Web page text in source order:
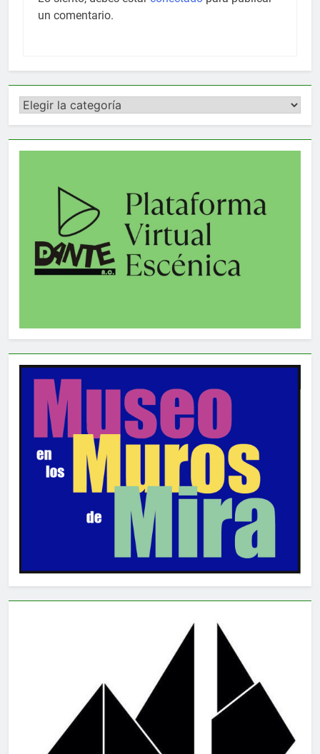
un comentario.
Categorías